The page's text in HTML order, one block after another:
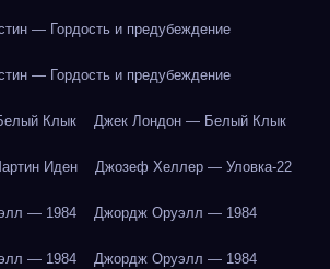
— Гордость и предубеждение
— Гордость и предубеждение
Клык Джек Лондон — Белый Клык
Иден Джозеф Хеллер — Уловка-22
— 1984 Джордж Оруэлл — 1984
— 1984 Джордж Оруэлл — 1984